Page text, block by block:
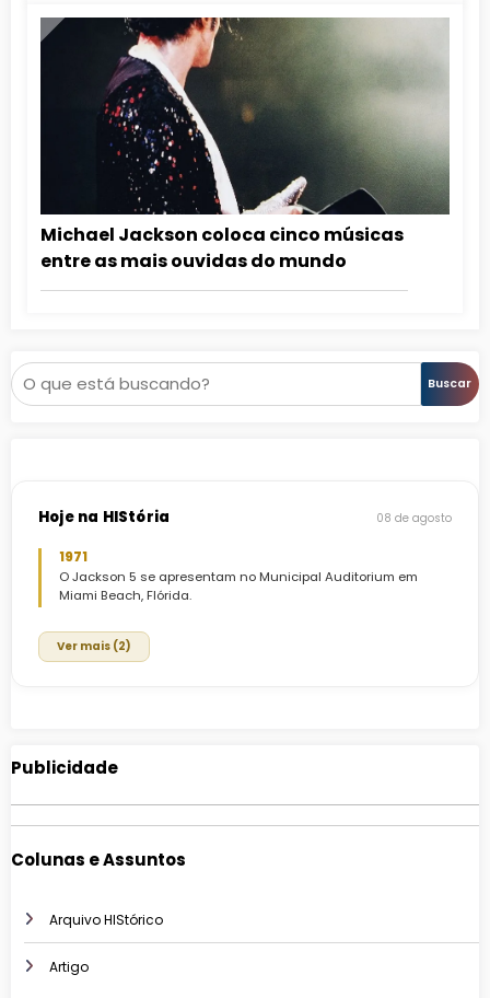
Michael Jackson coloca cinco músicas
entre as mais ouvidas do mundo
Pesquisar Buscar
Hoje na HIStória 08 de agosto
1971
O Jackson 5 se apresentam no Municipal Auditorium em
Miami Beach, Flórida.
Ver mais (2)
Publicidade
Colunas e Assuntos
Arquivo HIStórico
Artigo